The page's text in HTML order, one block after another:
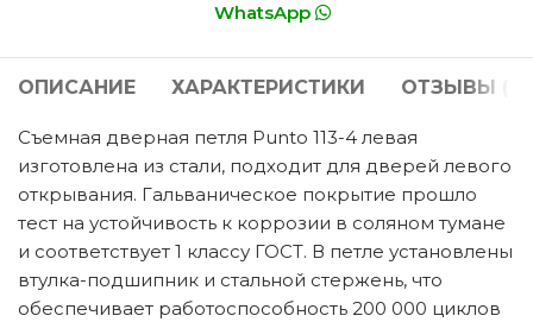
WhatsApp
ОПИСАНИЕ ХАРАКТЕРИСТИКИ ОТЗЫВЫ (0)
Съемная дверная петля Punto 113-4 левая
изготовлена из стали, подходит для дверей левого
открывания. Гальваническое покрытие прошло
тест на устойчивость к коррозии в соляном тумане
и соответствует 1 классу ГОСТ. В петле установлены
втулка-подшипник и стальной стержень, что
обеспечивает работоспособность 200 000 циклов